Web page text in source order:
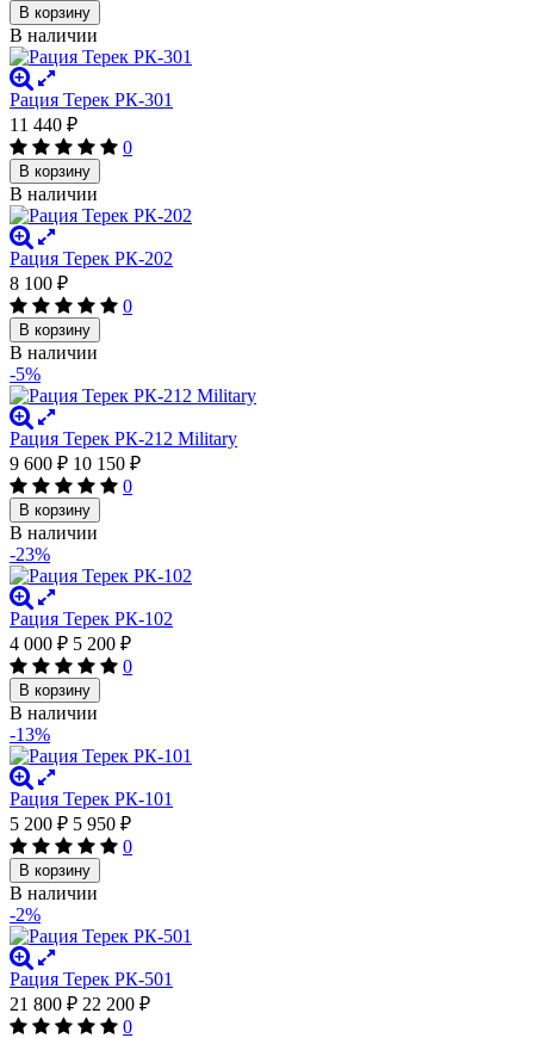
В корзину
В наличии
Рация Терек РК-301
11 440 ₽
0
В корзину
В наличии
Рация Терек РК-202
8 100 ₽
0
В корзину
В наличии
-5%
Рация Терек РК-212 Military
9 600 ₽ 10 150 ₽
0
В корзину
В наличии
-23%
Рация Терек РК-102
4 000 ₽ 5 200 ₽
0
В корзину
В наличии
-13%
Рация Терек РК-101
5 200 ₽ 5 950 ₽
0
В корзину
В наличии
-2%
Рация Терек РК-501
21 800 ₽ 22 200 ₽
0